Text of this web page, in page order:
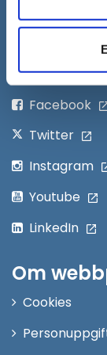
Följ oss på:
Facebook
Twitter
Instagram
Youtube
LinkedIn
Om
Cookies